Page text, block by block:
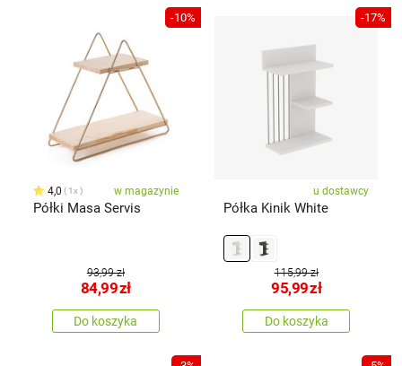
-10%
4,0 1x w magazynie
Półki Masa Servis
93,99 zł
84,99zł
Do koszyka
-17%
u dostawcy
Półka Kinik White
115,99 zł
95,99zł
Do koszyka